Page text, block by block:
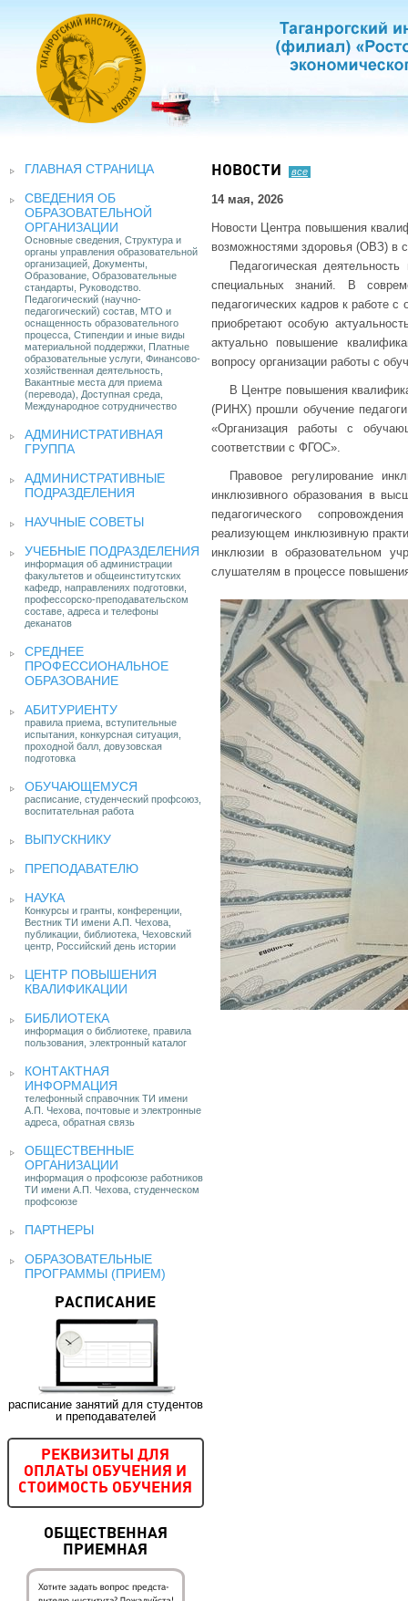
ГЛАВНАЯ СТРАНИЦА
СВЕДЕНИЯ ОБ
ОБРАЗОВАТЕЛЬНОЙ
ОРГАНИЗАЦИИ
Основные сведения, Структура и
органы управления образовательной
организацией, Документы,
Образование, Образовательные
стандарты, Руководство.
Педагогический (научно-
педагогический) состав, МТО и
оснащенность образовательного
процесса, Стипендии и иные виды
материальной поддержки, Платные
образовательные услуги, Финансово-
хозяйственная деятельность,
Вакантные места для приема
(перевода), Доступная среда,
Международное сотрудничество
АДМИНИСТРАТИВНАЯ
ГРУППА
АДМИНИСТРАТИВНЫЕ
ПОДРАЗДЕЛЕНИЯ
НАУЧНЫЕ СОВЕТЫ
УЧЕБНЫЕ ПОДРАЗДЕЛЕНИЯ
информация об администрации
факультетов и общеинститутских
кафедр, направлениях подготовки,
профессорско-преподавательском
составе, адреса и телефоны
деканатов
СРЕДНЕЕ
ПРОФЕССИОНАЛЬНОЕ
ОБРАЗОВАНИЕ
АБИТУРИЕНТУ
правила приема, вступительные
испытания, конкурсная ситуация,
проходной балл, довузовская
подготовка
ОБУЧАЮЩЕМУСЯ
расписание, студенческий профсоюз,
воспитательная работа
ВЫПУСКНИКУ
ПРЕПОДАВАТЕЛЮ
НАУКА
Конкурсы и гранты, конференции,
Вестник ТИ имени А.П. Чехова,
публикации, библиотека, Чеховский
центр, Российский день истории
ЦЕНТР ПОВЫШЕНИЯ
КВАЛИФИКАЦИИ
БИБЛИОТЕКА
информация о библиотеке, правила
пользования, электронный каталог
КОНТАКТНАЯ
ИНФОРМАЦИЯ
телефонный справочник ТИ имени
А.П. Чехова, почтовые и электронные
адреса, обратная связь
ОБЩЕСТВЕННЫЕ
ОРГАНИЗАЦИИ
информация о профсоюзе работников
ТИ имени А.П. Чехова, студенческом
профсоюзе
ПАРТНЕРЫ
ОБРАЗОВАТЕЛЬНЫЕ
ПРОГРАММЫ (ПРИЕМ)
РАСПИСАНИЕ
расписание занятий для студентов
и преподавателей
РЕКВИЗИТЫ ДЛЯ
ОПЛАТЫ ОБУЧЕНИЯ И
СТОИМОСТЬ ОБУЧЕНИЯ
ОБЩЕСТВЕННАЯ
ПРИЕМНАЯ
НОВОСТИ все
14 мая, 2026
Новости Центра повышения
возможностями здоровья (ОВЗ) в
Педагогическая
специальных знаний. В
педагогических кадров к работе
приобретают особую
актуально повышение
вопросу организации работы с
В Центре повышения
(РИНХ) прошли обучение
«Организация работы с
соответствии с ФГОС».
Правовое регулирование
инклюзивного образования в
педагогического
реализующем инклюзивную
инклюзии в образовательном
слушателям в процессе